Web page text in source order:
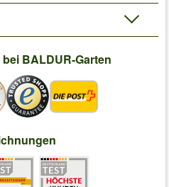
BALDUR-Garten